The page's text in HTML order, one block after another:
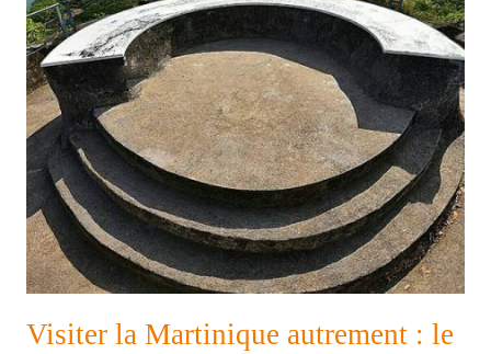
Visiter la Martinique autrement : le